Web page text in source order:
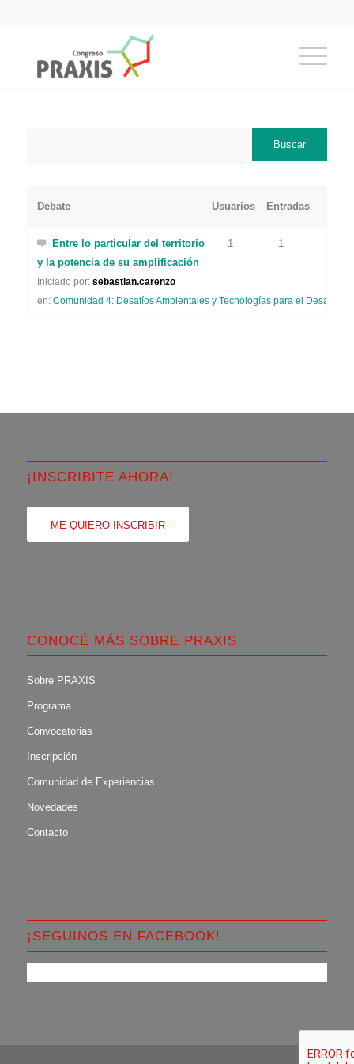
Debate Usuarios Entradas
Entre lo particular del territorio
y la potencia de su amplificación
Iniciado por: sebastian.carenzo
en: Comunidad 4: Desafíos Ambientales y Tecnologías para el
1 1
¡INSCRIBITE AHORA!
ME QUIERO INSCRIBIR
CONOCÉ MÁS SOBRE PRAXIS
Sobre PRAXIS
Programa
Convocatorias
Inscripción
Comunidad de Experiencias
Novedades
Contacto
¡SEGUINOS EN FACEBOOK!